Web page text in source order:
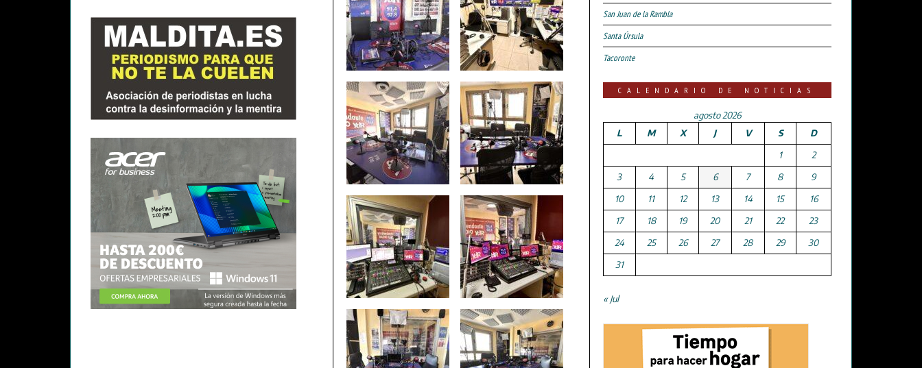
San Juan de la Rambla
Santa Úrsula
Tacoronte
CALENDARIO DE NOTICIAS
agosto 2026
L
M X J V S
D
1
2
3
4 5 6 7 8
9
10
11 12 13 14 15
16
17
18 19 20 21 22
23
24
25 26 27 28 29
30
31
« Jul